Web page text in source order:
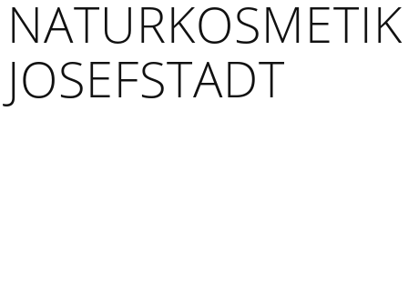
NATURKOSMETIK
JOSEFSTADT